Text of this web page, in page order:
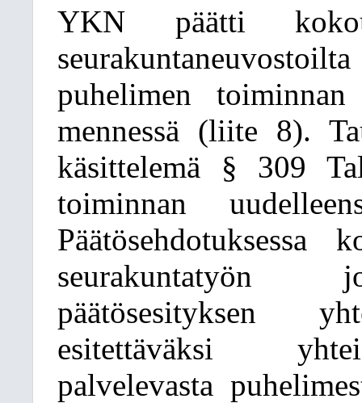
YKN päätti
puhelimen toiminnan
mennessä (liite 8).
käsittelemä § 309
toiminnan
seurakuntatyön
päätösesityksen
esitettäväksi
palvelevasta